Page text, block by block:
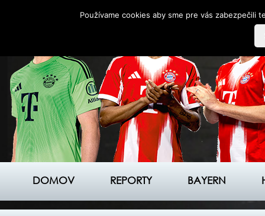
DOMOV REPORTY BAYERN
Používame cookies aby sme pre vás zabezpečili